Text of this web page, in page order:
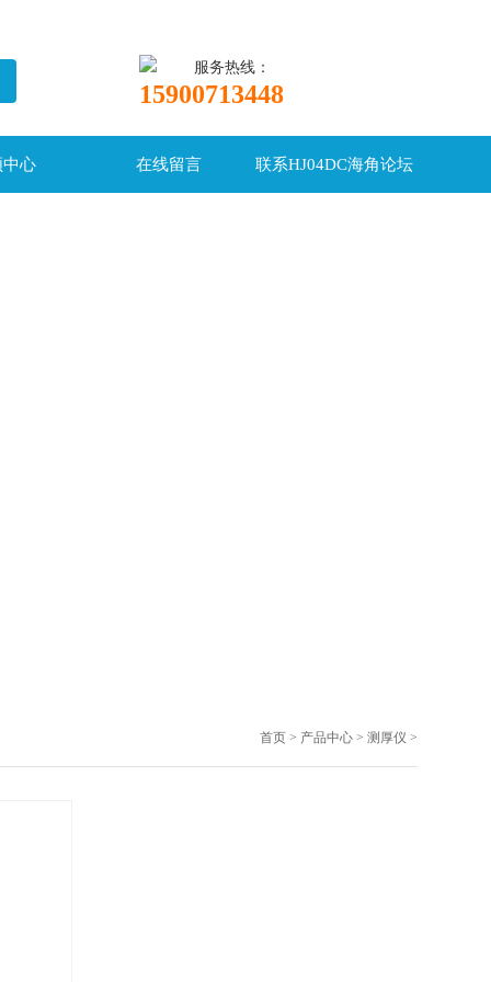
服务热线：
15900713448
心 在线留言 联系HJ04DC海角论坛
首页> 产品中心> 测厚仪 >